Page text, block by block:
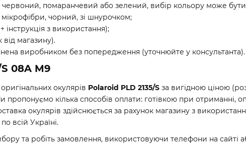
помаранчевий або зелений, вибір кольору може
чорний, зі шнурочком;
з використання);
магазину).
виробником без попередження (уточнюйте у консультанта).
08A M9
окулярів Polaroid PLD 2135/S за вигідною ціною
кілька способів оплати: готівкою при отриманні,
окулярів здійснюється за рахунок магазину з
всій Україні.
та робіть замовлення, використовуючи телефони на сайті